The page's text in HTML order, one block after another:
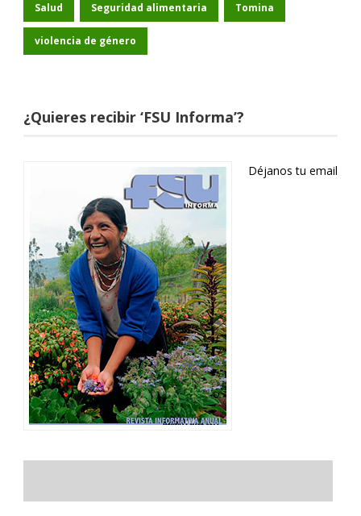
Salud Seguridad alimentaria Tomina
violencia de género
¿Quieres recibir ‘FSU Informa’?
Déjanos tu email